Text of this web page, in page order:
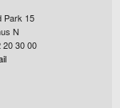
Park 15
N
20 30 00